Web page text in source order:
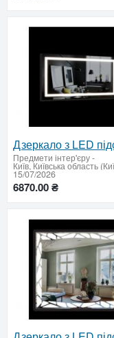
Предмети інтер'єру-
15/07/2026
6870.00 ₴